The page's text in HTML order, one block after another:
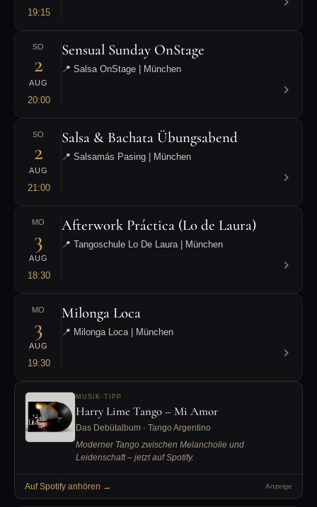
19:15
SO
2
AUG
20:00
Sensual Sunday OnStage
📍 Salsa OnStage | München
SO
2
AUG
21:00
Salsa & Bachata Übungsabend
📍 Salsamás Pasing | München
MO
3
AUG
18:30
Afterwork Práctica (Lo de Laura)
📍 Tangoschule Lo De Laura | München
MO
3
AUG
19:30
Milonga Loca
📍 Milonga Loca | München
MUSIK-TIPP
Harry Lime Tango – Mi Amor
Das Debütalbum · Tango Argentino
Moderner Tango zwischen Melancholie und
Leidenschaft – jetzt auf Spotify.
Auf Spotify anhören → Anzeige